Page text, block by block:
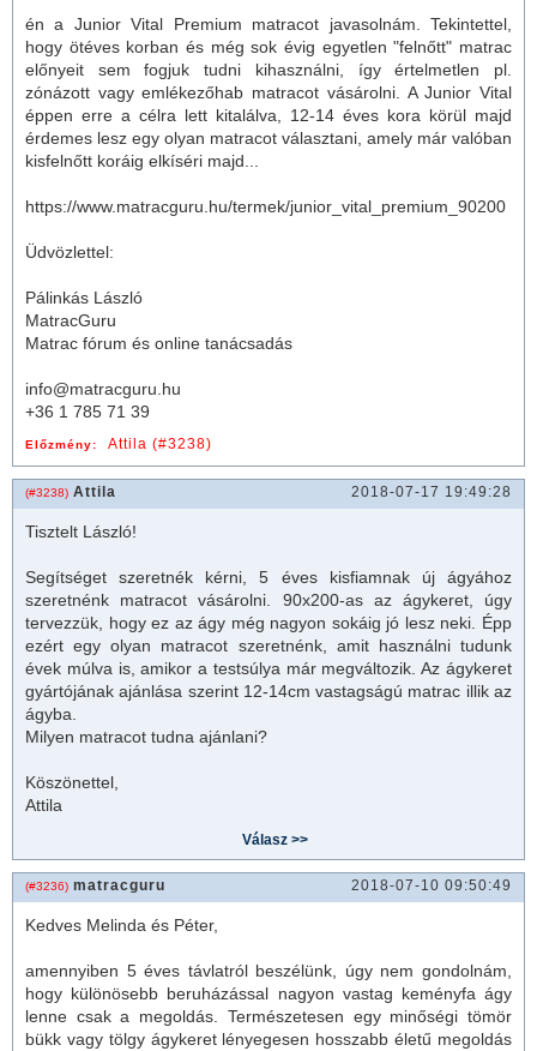
én a Junior Vital Premium matracot javasolnám. Tekintettel,
hogy ötéves korban és még sok évig egyetlen "felnőtt" matrac
előnyeit sem fogjuk tudni kihasználni, így értelmetlen pl.
zónázott vagy emlékezőhab matracot vásárolni. A Junior Vital
éppen erre a célra lett kitalálva, 12-14 éves kora körül majd
érdemes lesz egy olyan matracot választani, amely már valóban
kisfelnőtt koráig elkíséri majd...
https://www.matracguru.hu/termek/junior_vital_premium_90200
Üdvözlettel:
Pálinkás László
MatracGuru
Matrac fórum és online tanácsadás
info@matracguru.hu
+36 1 785 71 39
Előzmény: Attila (#3238)
(#3238) Attila 2018-07-17 19:49:28
Tisztelt László!
Segítséget szeretnék kérni, 5 éves kisfiamnak új ágyához
szeretnénk matracot vásárolni. 90x200-as az ágykeret, úgy
tervezzük, hogy ez az ágy még nagyon sokáig jó lesz neki. Épp
ezért egy olyan matracot szeretnénk, amit használni tudunk
évek múlva is, amikor a testsúlya már megváltozik. Az ágykeret
gyártójának ajánlása szerint 12-14cm vastagságú matrac illik az
ágyba.
Milyen matracot tudna ajánlani?
Köszönettel,
Attila
(#3236) matracguru 2018-07-10 09:50:49
Kedves Melinda és Péter,
amennyiben 5 éves távlatról beszélünk, úgy nem gondolnám,
hogy különösebb beruházással nagyon vastag keményfa ágy
lenne csak a megoldás. Természetesen egy minőségi tömör
bükk vagy tölgy ágykeretlényegesen hosszabb életű megoldás